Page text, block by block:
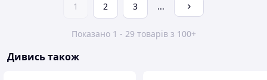
1 2 3 ...
Показано 1 - 29 товарів з 100+
Дивись також